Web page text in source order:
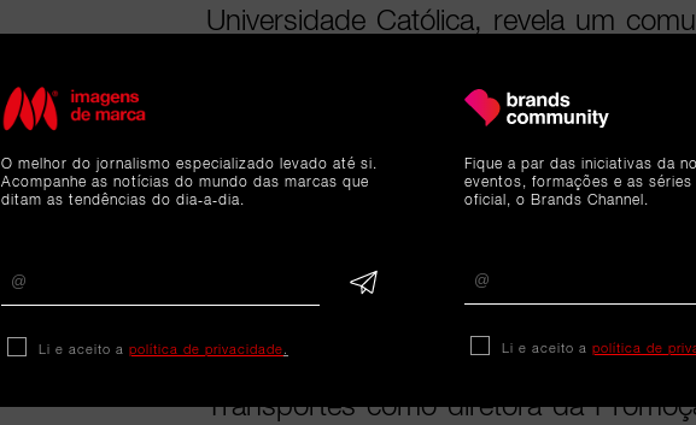
Universidade Católica, revela um
O seu percurso profissional
& Young, seguindo depois para a
desempenhou várias funções na área
investimentos internacionais.
Em 2016, integrou a Autoridade da
Transportes como diretora da
O melhor do jornalismo especializado levado até si.
Acompanhe as notícias do mundo das marcas que
ditam as tendências do dia-a-dia.
Li e aceito a política de privacidade.
Fique a par das iniciativas da
eventos, formações e as
oficial, o Brands Channel.
Li e aceito a política de